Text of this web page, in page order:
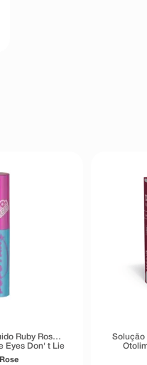
Ruby Rose
Eyes Don' t Lie
Solução